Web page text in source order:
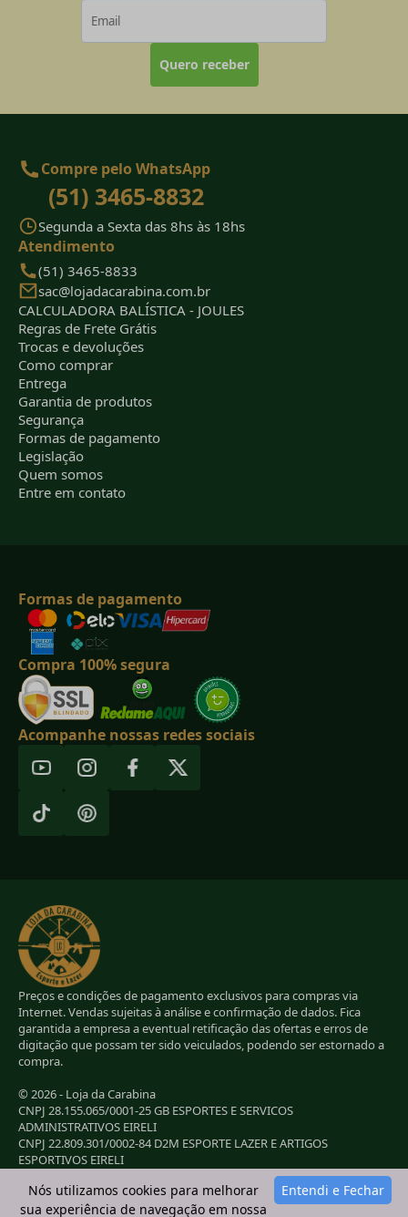
Quero receber
Compre pelo WhatsApp
(51) 3465-8832
Segunda a Sexta das 8hs às 18hs
Atendimento
(51) 3465-8833
sac@lojadacarabina.com.br
CALCULADORA BALÍSTICA - JOULES
Regras de Frete Grátis
Trocas e devoluções
Como comprar
Entrega
Garantia de produtos
Segurança
Formas de pagamento
Legislação
Quem somos
Entre em contato
Formas de pagamento
Compra 100% segura
Acompanhe nossas redes sociais
Preços e condições de pagamento exclusivos para compras via
Internet. Vendas sujeitas à análise e confirmação de dados. Fica
garantida a empresa a eventual retificação das ofertas e erros de
digitação que possam ter sido veiculados, podendo ser estornado a
compra.
© 2026 - Loja da Carabina
CNPJ 28.155.065/0001-25 GB ESPORTES E SERVICOS
ADMINISTRATIVOS EIRELI
CNPJ 22.809.301/0002-84 D2M ESPORTE LAZER E ARTIGOS
ESPORTIVOS EIRELI
CNPJ 38.283.264/0001-72 LC ESPORTES E LAZER LTDA
CNPJ 42.084.009/0001-78 2G E B ESPORTE E LAZER LTDAEntendi e Fechar
Nós utilizamos cookies para melhorar
sua experiência de navegação em nossa